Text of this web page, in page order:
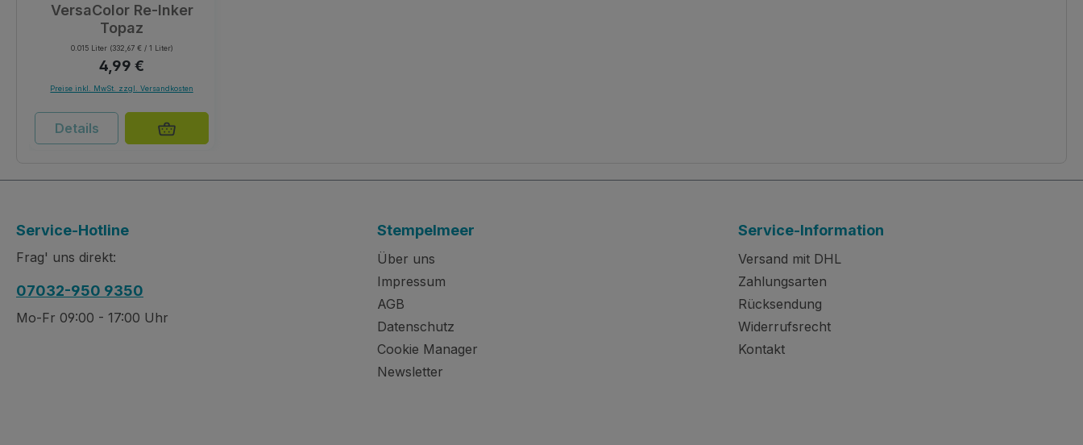
VersaColor Re-Inker
Topaz
0.015 Liter (332,67 € / 1 Liter)
Regulärer Preis:
4,99 €
Preise inkl. MwSt. zzgl. Versandkosten
Details
Service-Hotline
Frag' uns direkt:
07032-950 9350
Mo-Fr 09:00 - 17:00 Uhr
Stempelmeer
Über uns
Impressum
AGB
Datenschutz
Cookie Manager
Newsletter
Service-Information
Versand mit DHL
Zahlungsarten
Rücksendung
Widerrufsrecht
Kontakt